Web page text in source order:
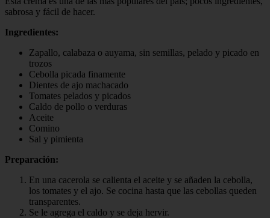
sabrosa y fácil de hacer.
Ingredientes:
Zapallo, calabaza o auyama, sin semillas, pelado y picado en
trozos
Cebolla picada finamente
Dientes de ajo machacado
Tomates pelados y picados
Caldo de pollo o verduras
Aceite
Comino
Sal y pimienta
Preparación:
En una cacerola se calienta el aceite y se añaden la cebolla,
los tomates y el ajo. Se cocina hasta que las cebollas queden
transparentes.
Se le agrega el caldo y se deja hervir.